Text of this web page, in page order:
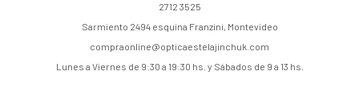
2712 3525
Sarmiento 2494 esquina Franzini, Montevideo
compraonline@opticaestelajinchuk.com
Lunes a Viernes de 9:30 a 19:30 hs. y Sábados de 9 a 13 hs.